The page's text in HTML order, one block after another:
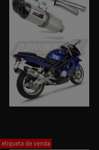
etiqueta de venda